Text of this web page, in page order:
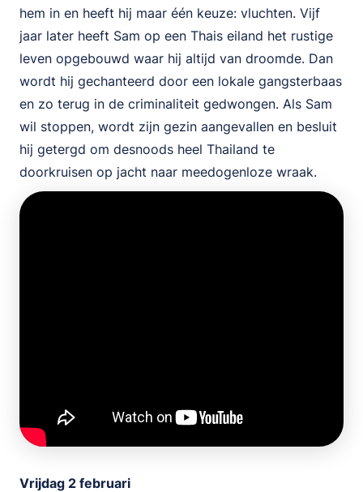
hem in en heeft hij maar één keuze: vluchten. Vijf
jaar later heeft Sam op een Thais eiland het rustige
leven opgebouwd waar hij altijd van droomde. Dan
wordt hij gechanteerd door een lokale gangsterbaas
en zo terug in de criminaliteit gedwongen. Als Sam
wil stoppen, wordt zijn gezin aangevallen en besluit
hij getergd om desnoods heel Thailand te
doorkruisen op jacht naar meedogenloze wraak.
Vrijdag 2 februari